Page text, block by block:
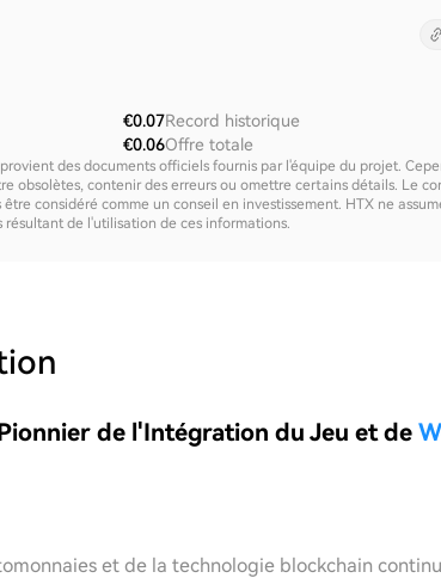
€0.07
€0.06
Record historique
Offre totale
des documents officiels fournis par l'équipe du projet.
obsolètes, contenir des erreurs ou omettre certains détails. Le
considéré comme un conseil en investissement. HTX ne
de l'utilisation de ces informations.
de l'Intégration du Jeu et de
et de la technologie blockchain